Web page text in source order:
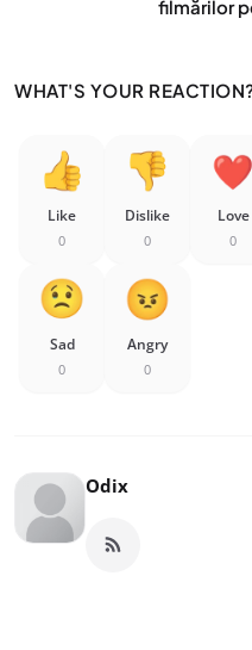
filmărilor
WHAT'S YOUR
Like
0
Dislike
0
Love
0
Sad
0
Angry
0
Odix